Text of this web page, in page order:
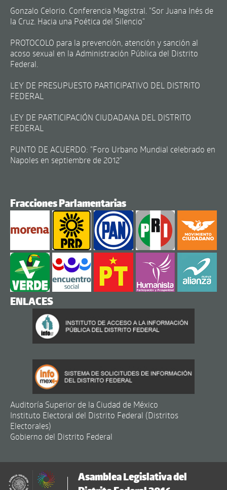
Gonzalo Celorio. Conferencia Magistral. "Sor Juana Inés de
la Cruz. Hacia una Poética del Silencio"
PROTOCOLO para la prevención, atención y sanción al
acoso sexual en la Administración Pública del Distrito
Federal.
LEY DE PRESUPUESTO PARTICIPATIVO DEL DISTRITO
FEDERAL
LEY DE PARTICIPACIÓN CIUDADANA DEL DISTRITO
FEDERAL
PUNTO DE ACUERDO: "Foro Urbano Mundial celebrado en
Napoles en septiembre de 2012"
Fracciones Parlamentarias
ENLACES
Auditoría Superior de la Ciudad de México
Instituto Electoral del Distrito Federal (Distritos
Electorales)
Gobierno del Distrito Federal
Asamblea Legislativa del